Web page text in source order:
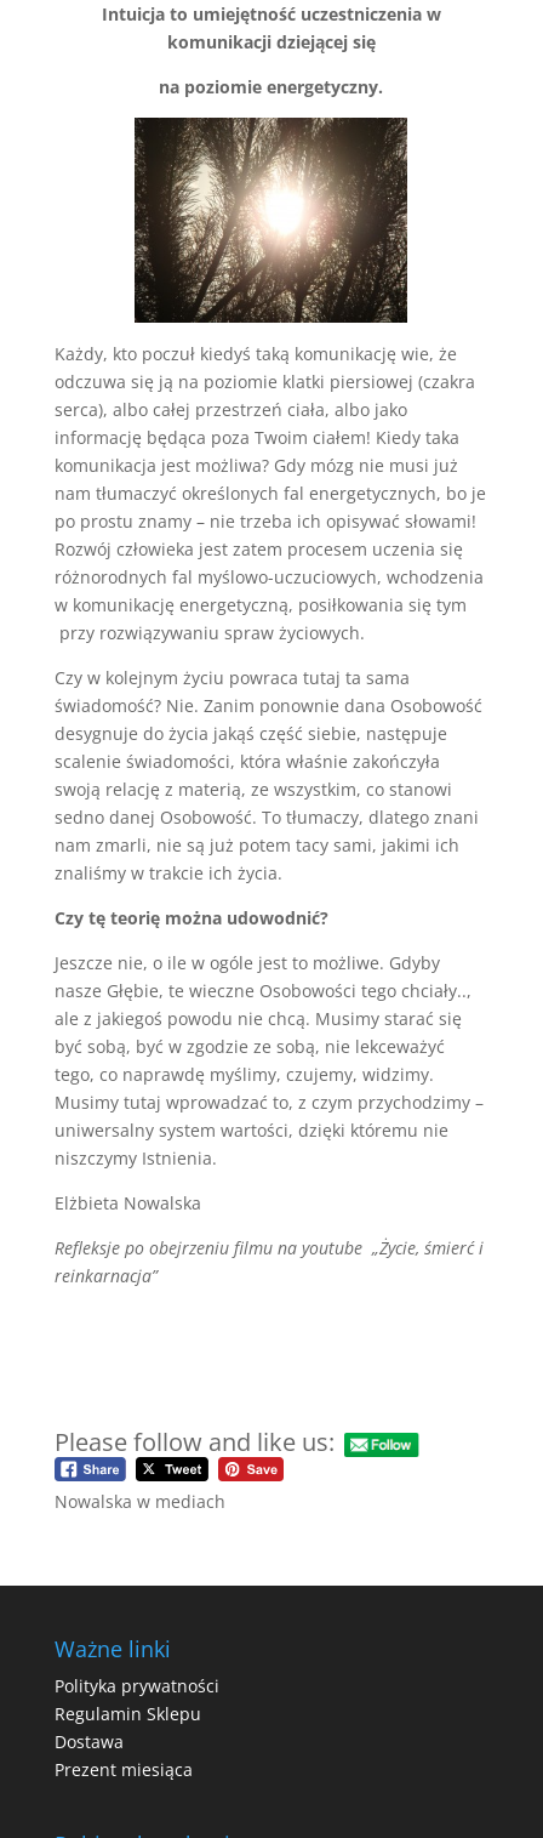
Intuicja to umiejętność uczestniczenia w
komunikacji dziejącej się
na poziomie energetyczny.
Każdy, kto poczuł kiedyś taką komunikację wie, że
odczuwa się ją na poziomie klatki piersiowej (czakra
serca), albo całej przestrzeń ciała, albo jako
informację będąca poza Twoim ciałem! Kiedy taka
komunikacja jest możliwa? Gdy mózg nie musi już
nam tłumaczyć określonych fal energetycznych, bo je
po prostu znamy – nie trzeba ich opisywać słowami!
Rozwój człowieka jest zatem procesem uczenia się
różnorodnych fal myślowo-uczuciowych, wchodzenia
w komunikację energetyczną, posiłkowania się tym
przy rozwiązywaniu spraw życiowych.
Czy w kolejnym życiu powraca tutaj ta sama
świadomość? Nie. Zanim ponownie dana Osobowość
desygnuje do życia jakąś część siebie, następuje
scalenie świadomości, która właśnie zakończyła
swoją relację z materią, ze wszystkim, co stanowi
sedno danej Osobowość. To tłumaczy, dlatego znani
nam zmarli, nie są już potem tacy sami, jakimi ich
znaliśmy w trakcie ich życia.
Czy tę teorię można udowodnić?
Jeszcze nie, o ile w ogóle jest to możliwe. Gdyby
nasze Głębie, te wieczne Osobowości tego chciały..,
ale z jakiegoś powodu nie chcą. Musimy starać się
być sobą, być w zgodzie ze sobą, nie lekceważyć
tego, co naprawdę myślimy, czujemy, widzimy.
Musimy tutaj wprowadzać to, z czym przychodzimy –
uniwersalny system wartości, dzięki któremu nie
niszczymy Istnienia.
Elżbieta Nowalska
Refleksje po obejrzeniu filmu na youtube „Życie, śmierć i
reinkarnacja”
Please follow and like us:
Nowalska w mediach
Ważne linki
Polityka prywatności
Regulamin Sklepu
Dostawa
Prezent miesiąca